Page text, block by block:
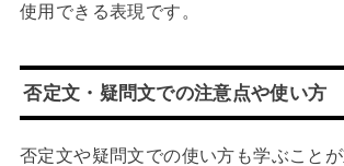
使用できる表現です。
否定文・疑問文での注意点や使い方
否定文や疑問文での使い方も学ぶこと